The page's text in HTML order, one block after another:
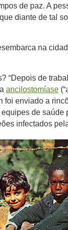
de paz. A
diante de tal
na
“Depois de
ancilostomíase
foi enviado a
de saúde
infectados